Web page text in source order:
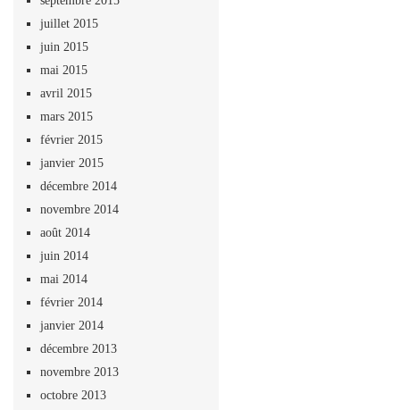
juillet 2015
juin 2015
mai 2015
avril 2015
mars 2015
février 2015
janvier 2015
décembre 2014
novembre 2014
août 2014
juin 2014
mai 2014
février 2014
janvier 2014
décembre 2013
novembre 2013
octobre 2013